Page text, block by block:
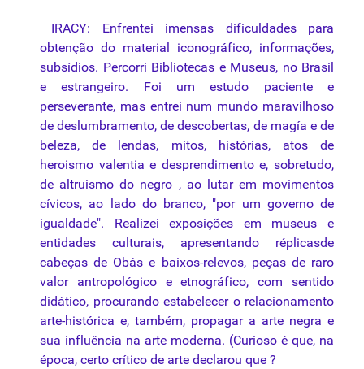
IRACY: Enfrentei imensas dificuldades para
obtenção do material iconográfico, informações,
subsídios. Percorri Bibliotecas e Museus, no Brasil
e estrangeiro. Foi um estudo paciente e
perseverante, mas entrei num mundo maravilhoso
de deslumbramento, de descobertas, de magía e de
beleza, de lendas, mitos, histórias, atos de
heroismo valentia e desprendimento e, sobretudo,
de altruismo do negro , ao lutar em movimentos
cívicos, ao lado do branco, "por um governo de
igualdade". Realizei exposições em museus e
entidades culturais, apresentando réplicasde
cabeças de Obás e baixos-relevos, peças de raro
valor antropológico e etnográfico, com sentido
didático, procurando estabelecer o relacionamento
arte-histórica e, também, propagar a arte negra e
sua influência na arte moderna. (Curioso é que, na
época, certo crítico de arte declarou que ?